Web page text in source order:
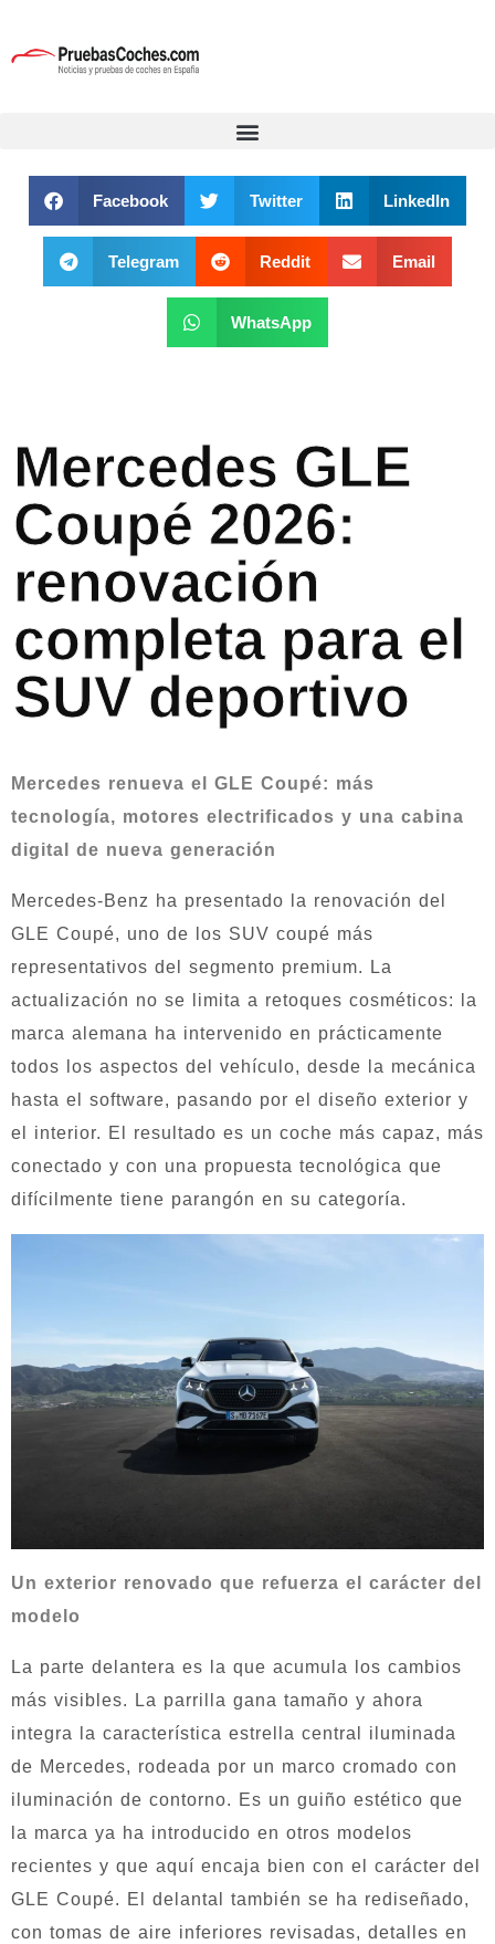
Facebook Twitter LinkedIn
Telegram Reddit Email
WhatsApp
Mercedes GLE
Coupé 2026:
renovación
completa para el
SUV deportivo
Mercedes renueva el GLE Coupé: más
tecnología, motores electrificados y una cabina
digital de nueva generación
Mercedes-Benz ha presentado la renovación del
GLE Coupé, uno de los SUV coupé más
representativos del segmento premium. La
actualización no se limita a retoques cosméticos: la
marca alemana ha intervenido en prácticamente
todos los aspectos del vehículo, desde la mecánica
hasta el software, pasando por el diseño exterior y
el interior. El resultado es un coche más capaz, más
conectado y con una propuesta tecnológica que
difícilmente tiene parangón en su categoría.
Un exterior renovado que refuerza el carácter del
modelo
La parte delantera es la que acumula los cambios
más visibles. La parrilla gana tamaño y ahora
integra la característica estrella central iluminada
de Mercedes, rodeada por un marco cromado con
iluminación de contorno. Es un guiño estético que
la marca ya ha introducido en otros modelos
recientes y que aquí encaja bien con el carácter del
GLE Coupé. El delantal también se ha rediseñado,
con tomas de aire inferiores revisadas, detalles en